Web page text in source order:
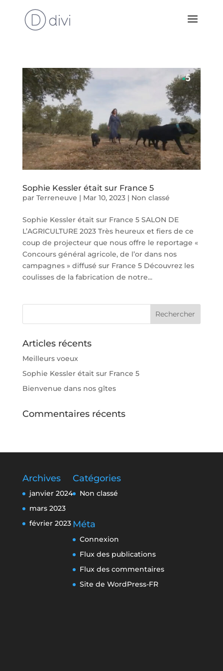
Sophie Kessler était sur France 5
par Terreneuve | Mar 10, 2023| Non classé
Sophie Kessler était sur France 5 SALON DE
L’AGRICULTURE 2023 Très heureux et fiers de ce
coup de projecteur que nous offre le reportage «
Concours général agricole, de l’or dans nos
campagnes » diffusé sur France 5 Découvrez les
coulisses de la fabrication de notre...
Articles récents
Meilleurs voeux
Sophie Kessler était sur France 5
Bienvenue dans nos gîtes
Commentaires récents
Archives
janvier 2024
mars 2023
février 2023
Catégories
Non classé
Méta
Connexion
Flux des publications
Flux des commentaires
Site de WordPress-FR